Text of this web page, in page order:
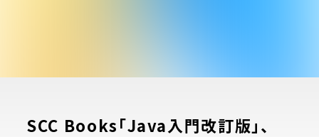
SCC Books「Java入門改訂版」、